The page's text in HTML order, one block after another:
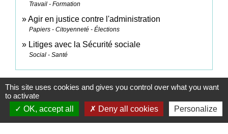
Travail - Formation
Agir en justice contre l'administration
Papiers - Citoyenneté - Élections
Litiges avec la Sécurité sociale
Social - Santé
Signaler une erreur sur cette page
This site uses cookies and gives you control over what you want
to activate
OK, accept all
Deny all cookies Personalize